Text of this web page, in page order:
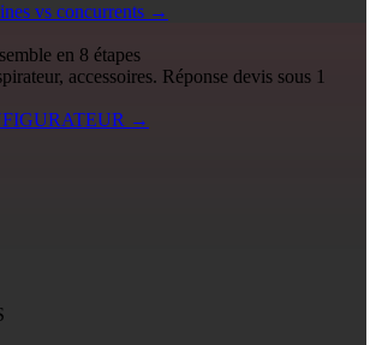
vs concurrents →
en 8 étapes
accessoires. Réponse devis sous 1
→